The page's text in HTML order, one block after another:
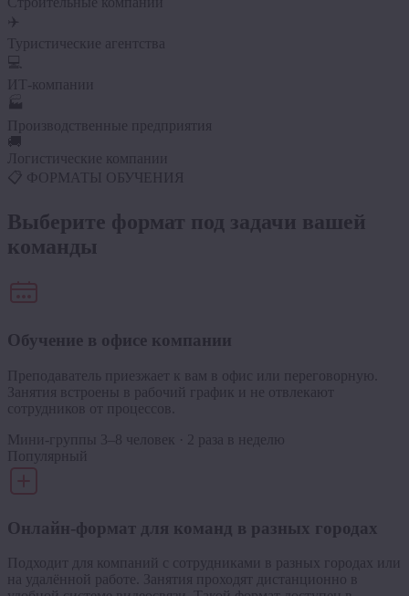
✈️
Туристические агентства
💻
ИТ-компании
🏭
Производственные предприятия
🚚
Логистические компании
📋 ФОРМАТЫ ОБУЧЕНИЯ
Выберите формат под задачи вашей
команды
Обучение в офисе компании
Преподаватель приезжает к вам в офис или переговорную.
Занятия встроены в рабочий график и не отвлекают
сотрудников от процессов.
Мини-группы 3–8 человек · 2 раза в неделю
Популярный
Онлайн-формат для команд в разных городах
Подходит для компаний с сотрудниками в разных городах или
на удалённой работе. Занятия проходят дистанционно в